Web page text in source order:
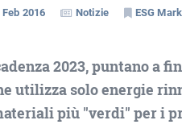
2016 Notizie ESG
2023, puntano a
utilizza solo energie
più "verdi" per i